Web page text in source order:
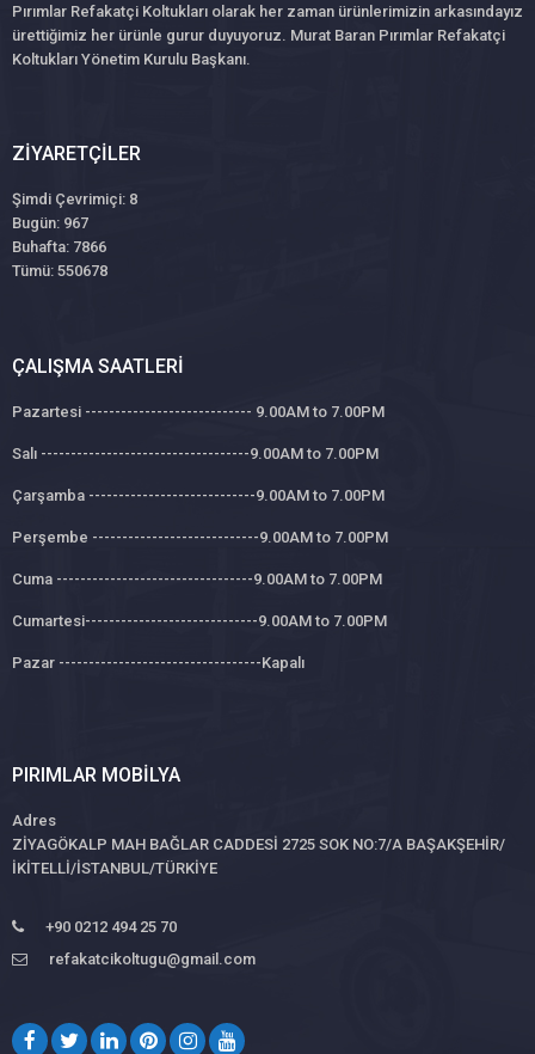
Pırımlar Refakatçi Koltukları olarak her zaman ürünlerimizin arkasındayız
ürettiğimiz her ürünle gurur duyuyoruz. Murat Baran Pırımlar Refakatçi
Koltukları Yönetim Kurulu Başkanı.
ZIYARETÇILER
Şimdi Çevrimiçi: 8
Bugün: 967
Buhafta: 7866
Tümü: 550678
ÇALIŞMA SAATLERI
Pazartesi ---------------------------- 9.00AM to 7.00PM
Salı -----------------------------------9.00AM to 7.00PM
Çarşamba ----------------------------9.00AM to 7.00PM
Perşembe ----------------------------9.00AM to 7.00PM
Cuma ---------------------------------9.00AM to 7.00PM
Cumartesi-----------------------------9.00AM to 7.00PM
Pazar ----------------------------------Kapalı
PIRIMLAR MOBILYA
Adres
ZİYAGÖKALP MAH BAĞLAR CADDESİ 2725 SOK NO:7/A BAŞAKŞEHİR/
İKİTELLİ/İSTANBUL/TÜRKİYE
+90 0212 494 25 70
refakatcikoltugu@gmail.com